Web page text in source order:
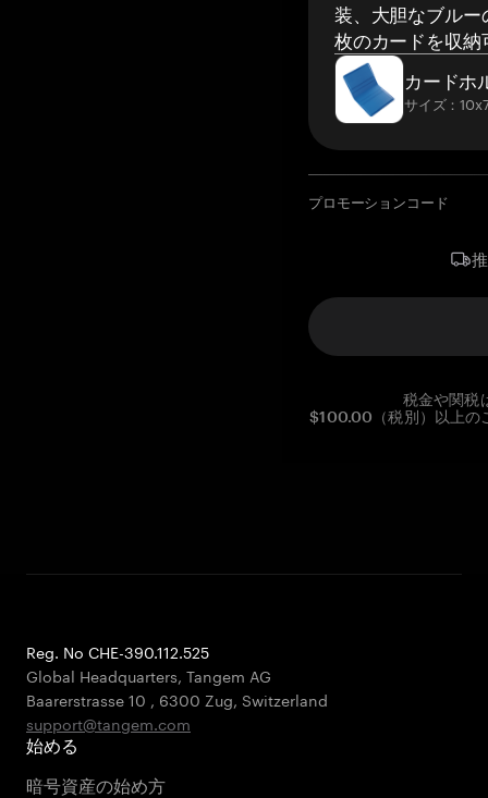
装、大胆なブルー
枚のカードを収納
カードホ
サイズ：
プロモーションコード
税金や関税
$100.00（税別）以上の
Reg. No CHE-390.112.525
Global Headquarters, Tangem AG
Baarerstrasse 10 , 6300 Zug, Switzerland
support@tangem.com
始める
暗号資産の始め方